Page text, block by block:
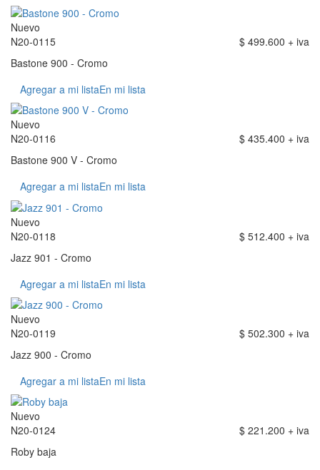
Nuevo
N20-0115
$ 499.600 + iva
Bastone 900 - Cromo
Agregar a mi listaEn mi lista
Nuevo
N20-0116
$ 435.400 + iva
Bastone 900 V - Cromo
Agregar a mi listaEn mi lista
Nuevo
N20-0118
$ 512.400 + iva
Jazz 901 - Cromo
Agregar a mi listaEn mi lista
Nuevo
N20-0119
$ 502.300 + iva
Jazz 900 - Cromo
Agregar a mi listaEn mi lista
Nuevo
N20-0124
$ 221.200 + iva
Roby baja